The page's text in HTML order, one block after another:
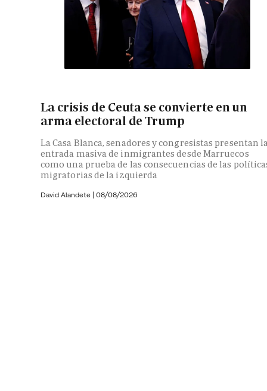
La crisis de Ceuta se convierte en un
arma electoral de Trump
La Casa Blanca, senadores y congresistas presentan
entrada masiva de inmigrantes desde Marruecos
como una prueba de las consecuencias de las
migratorias de la izquierda
David Alandete | 08/08/2026